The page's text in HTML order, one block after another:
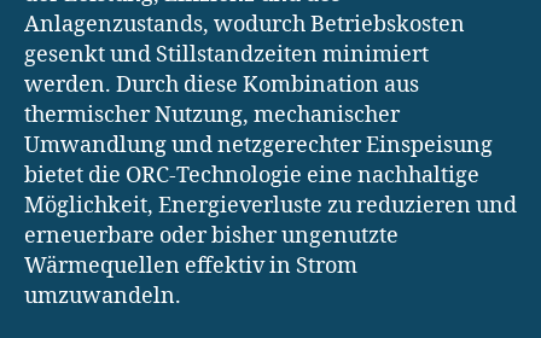
Anlagenzustands, wodurch Betriebskosten
gesenkt und Stillstandzeiten minimiert
werden. Durch diese Kombination aus
thermischer Nutzung, mechanischer
Umwandlung und netzgerechter Einspeisung
bietet die ORC-Technologie eine nachhaltige
Möglichkeit, Energieverluste zu reduzieren und
erneuerbare oder bisher ungenutzte
Wärmequellen effektiv in Strom
umzuwandeln.